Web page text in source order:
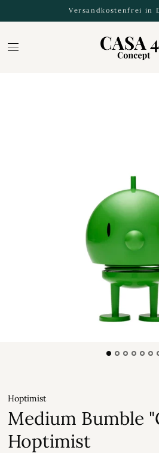
Versandkostenfrei in
Hoptimist
Medium Bumble
Hoptimist